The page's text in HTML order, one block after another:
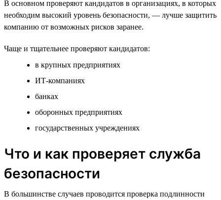
В основном проверяют кандидатов в организациях, в которых
необходим высокий уровень безопасности, — лучше защитить
компанию от возможных рисков заранее.
Чаще и тщательнее проверяют кандидатов:
в крупных предприятиях
ИТ-компаниях
банках
оборонных предприятиях
государственных учреждениях
Что и как проверяет служба
безопасности
В большинстве случаев проводится проверка подлинности